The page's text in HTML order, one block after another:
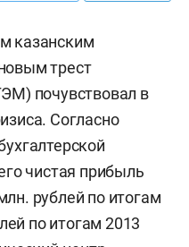
казанским
трест
почувствовал в
Согласно
чистая прибыль
рублей по итогам
по итогам 2013